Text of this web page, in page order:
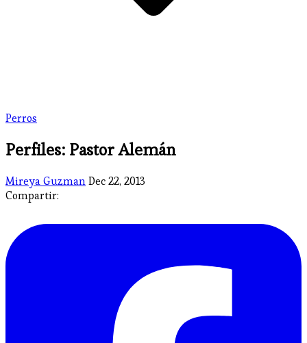
Perros
Perfiles: Pastor Alemán
Mireya GuzmanDec 22, 2013
Compartir: